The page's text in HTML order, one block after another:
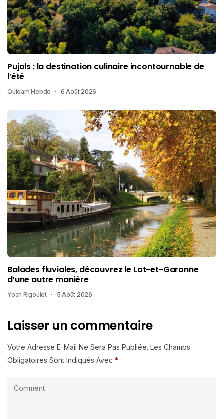
Pujols : la destination culinaire incontournable de
l’été
Quidam Hebdo 6 Août 2026
Balades fluviales, découvrez le Lot-et-Garonne
d’une autre manière
Yoan Rigoulet 5 Août 2026
Laisser un commentaire
Votre Adresse E-Mail Ne Sera Pas Publiée. Les Champs
Obligatoires Sont Indiqués Avec *